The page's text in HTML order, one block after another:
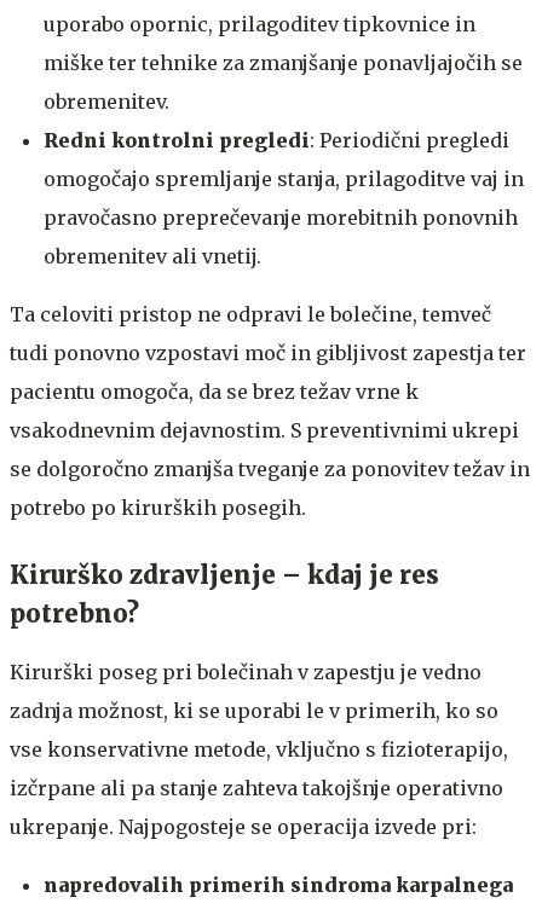
uporabo opornic, prilagoditev tipkovnice in
miške ter tehnike za zmanjšanje ponavljajočih se
obremenitev.
Redni kontrolni pregledi: Periodični pregledi
omogočajo spremljanje stanja, prilagoditve vaj in
pravočasno preprečevanje morebitnih ponovnih
obremenitev ali vnetij.
​​Ta celoviti pristop ne odpravi le bolečine, temveč
tudi ponovno vzpostavi moč in gibljivost zapestja ter
pacientu omogoča, da se brez težav vrne k
vsakodnevnim dejavnostim. S preventivnimi ukrepi
se dolgoročno zmanjša tveganje za ponovitev težav in
potrebo po kirurških posegih.​​​​​
​​​Kirurško zdravljenje – kdaj je res
potrebno?​​
Kirurški poseg pri bolečinah v zapestju je vedno
zadnja možnost, ki se uporabi le v primerih, ko so
vse konservativne metode, vključno s fizioterapijo,
izčrpane ali pa stanje zahteva takojšnje operativno
ukrepanje. Najpogosteje se operacija izvede pri:
napredovalih primerih sindroma karpalnega